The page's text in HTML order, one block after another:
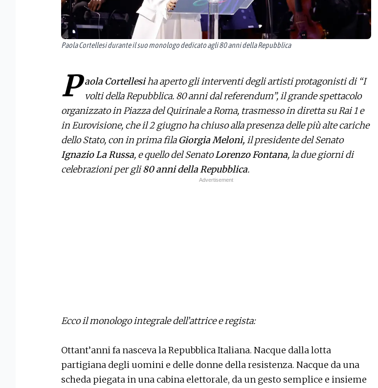
Paola Cortellesi durante il suo monologo dedicato agli 80 anni della Repubblica
P aola Cortellesiha aperto gli interventi degli artisti protagonisti di “I
volti della Repubblica. 80 anni dal referendum”, il grande spettacolo
organizzato in Piazza del Quirinale a Roma, trasmesso in diretta su Rai 1 e
in Eurovisione, che il 2 giugno ha chiuso alla presenza delle più alte cariche
dello Stato, con in prima filaGiorgia Meloni, il presidente del Senato
Ignazio La Russa, e quello del SenatoLorenzo Fontana, la due giorni di
celebrazioni per gli80 anni della Repubblica.
Ecco il monologo integrale dell’attrice e regista:
Ottant’anni fa nasceva la Repubblica Italiana. Nacque dalla lotta
partigiana degli uomini e delle donne della resistenza. Nacque da una
scheda piegata in una cabina elettorale, da un gesto semplice e insieme